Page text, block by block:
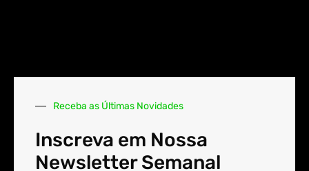
Receba as Últimas Novidades
Inscreva em Nossa
Newsletter Semanal